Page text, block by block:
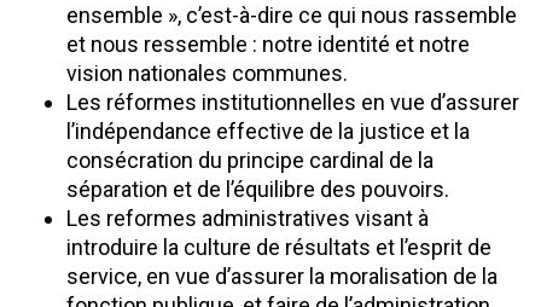
ensemble », c’est-à-dire ce qui nous rassemble
et nous ressemble : notre identité et notre
vision nationales communes.
Les réformes institutionnelles en vue d’assurer
l’indépendance effective de la justice et la
consécration du principe cardinal de la
séparation et de l’équilibre des pouvoirs.
Les reformes administratives visant à
introduire la culture de résultats et l’esprit de
service, en vue d’assurer la moralisation de la